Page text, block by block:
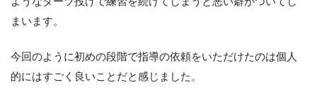
まいます。
今回のように初めの段階で指導の依頼をいただけたのは個人
的にはすごく良いことだと感じました。